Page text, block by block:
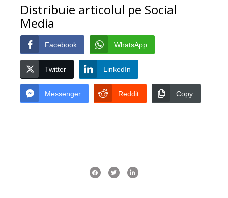
Distribuie articolul pe Social
Media
Facebook WhatsApp
Twitter LinkedIn
Messenger Reddit Copy